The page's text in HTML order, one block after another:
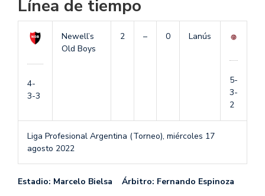
Línea de tiempo
4-
3-3
Newell’s
Old Boys
2 – 0 Lanús
5-
3-
2
Liga Profesional Argentina (Torneo), miércoles 17
agosto 2022
Estadio: Marcelo Bielsa Árbitro: Fernando Espinoza